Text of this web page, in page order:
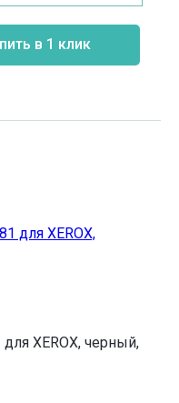
в 1 клик
XEROX, черный,